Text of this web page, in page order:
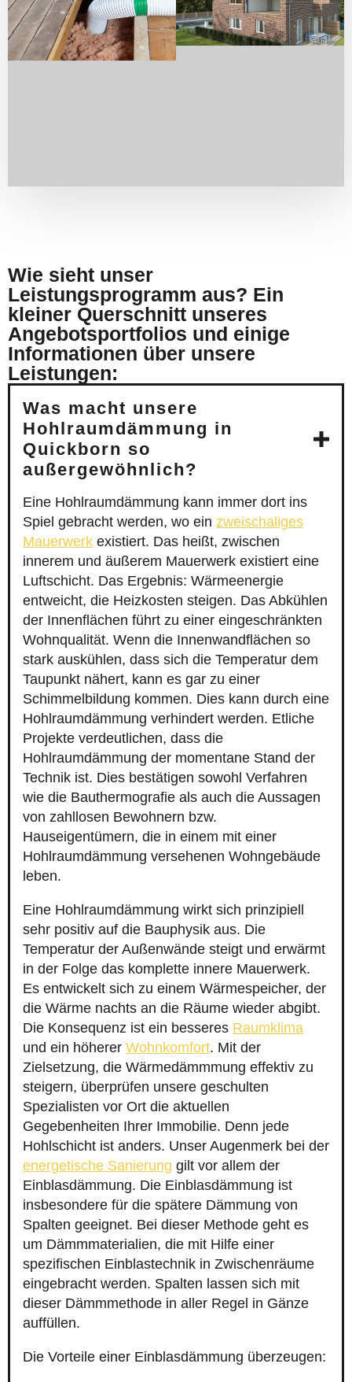
Wie sieht unser
Leistungsprogramm aus? Ein
kleiner Querschnitt unseres
Angebotsportfolios und einige
Informationen über unsere
Leistungen:
Was macht unsere
Hohlraumdämmung in
Quickborn so
außergewöhnlich?
Eine Hohlraumdämmung kann immer dort ins
Spiel gebracht werden, wo ein zweischaliges
Mauerwerk existiert. Das heißt, zwischen
innerem und äußerem Mauerwerk existiert eine
Luftschicht. Das Ergebnis: Wärmeenergie
entweicht, die Heizkosten steigen. Das Abkühlen
der Innenflächen führt zu einer eingeschränkten
Wohnqualität. Wenn die Innenwandflächen so
stark auskühlen, dass sich die Temperatur dem
Taupunkt nähert, kann es gar zu einer
Schimmelbildung kommen. Dies kann durch eine
Hohlraumdämmung verhindert werden. Etliche
Projekte verdeutlichen, dass die
Hohlraumdämmung der momentane Stand der
Technik ist. Dies bestätigen sowohl Verfahren
wie die Bauthermografie als auch die Aussagen
von zahllosen Bewohnern bzw.
Hauseigentümern, die in einem mit einer
Hohlraumdämmung versehenen Wohngebäude
leben.
Eine Hohlraumdämmung wirkt sich prinzipiell
sehr positiv auf die Bauphysik aus. Die
Temperatur der Außenwände steigt und erwärmt
in der Folge das komplette innere Mauerwerk.
Es entwickelt sich zu einem Wärmespeicher, der
die Wärme nachts an die Räume wieder abgibt.
Die Konsequenz ist ein besseres Raumklima
und ein höherer Wohnkomfort. Mit der
Zielsetzung, die Wärmedämmmung effektiv zu
steigern, überprüfen unsere geschulten
Spezialisten vor Ort die aktuellen
Gegebenheiten Ihrer Immobilie. Denn jede
Hohlschicht ist anders. Unser Augenmerk bei der
energetische Sanierung gilt vor allem der
Einblasdämmung. Die Einblasdämmung ist
insbesondere für die spätere Dämmung von
Spalten geeignet. Bei dieser Methode geht es
um Dämmmaterialien, die mit Hilfe einer
spezifischen Einblastechnik in Zwischenräume
eingebracht werden. Spalten lassen sich mit
dieser Dämmmethode in aller Regel in Gänze
auffüllen.
Die Vorteile einer Einblasdämmung überzeugen: